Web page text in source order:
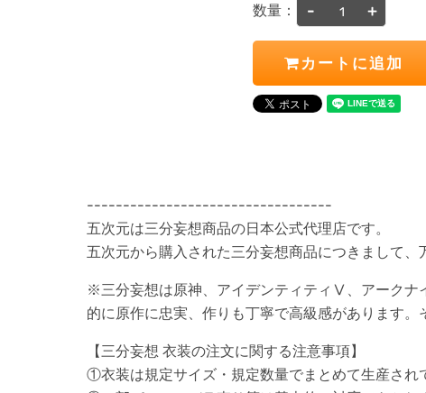
数量： - +
カートに追加
----------------------------------
五次元は三分妄想商品の日本公式代理店です。
五次元から購入された三分妄想商品につきまして
※三分妄想は原神、アイデンティティⅤ、アークナ
的に原作に忠実、作りも丁寧で高級感があります
【三分妄想 衣装の注文に関する注意事項】
①衣装は規定サイズ・規定数量でまとめて生産され